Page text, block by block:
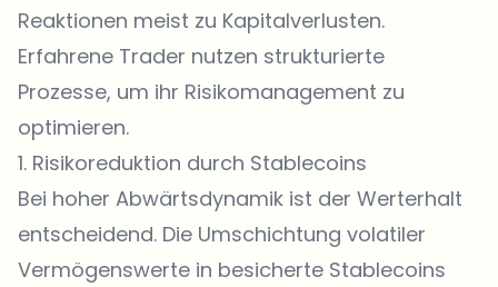
Reaktionen meist zu Kapitalverlusten.
Erfahrene Trader nutzen strukturierte
Prozesse, um ihr Risikomanagement zu
optimieren.
1. Risikoreduktion durch Stablecoins
Bei hoher Abwärtsdynamik ist der Werterhalt
entscheidend. Die Umschichtung volatiler
Vermögenswerte in besicherte Stablecoins